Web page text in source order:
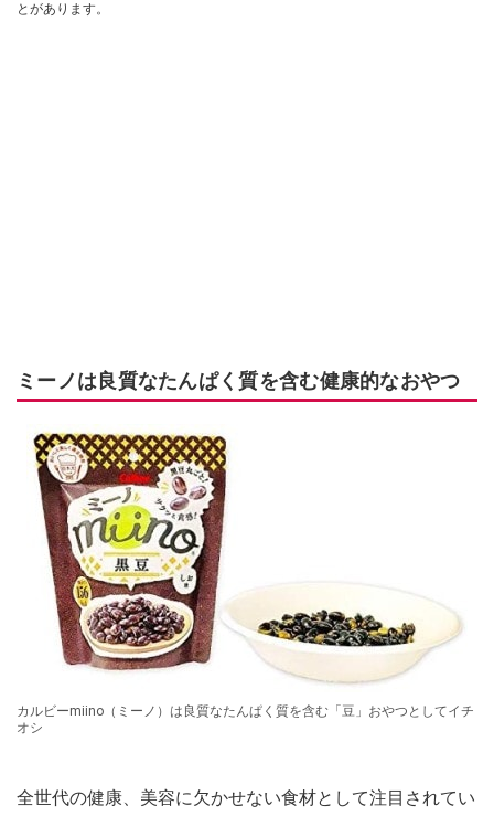
とがあります。
ミーノは良質なたんぱく質を含む健康的なおやつ
カルビーmiino（ミーノ）は良質なたんぱく質を含む「豆」おやつとしてイチ
オシ
全世代の健康、美容に欠かせない食材として注目されてい